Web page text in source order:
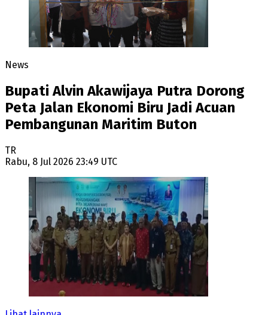
News
Bupati Alvin Akawijaya Putra Dorong
Peta Jalan Ekonomi Biru Jadi Acuan
Pembangunan Maritim Buton
TR
Rabu, 8 Jul 2026 23:49 UTC